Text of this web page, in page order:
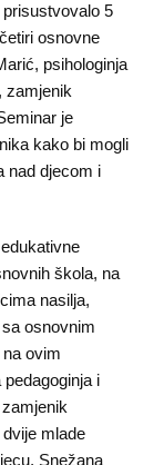
5
osnovne
psihologinja
zamjenik
je
kako bi mogli
nad djecom i
škola, na
nasilja,
osnovnim
ovim
i
mlade
Snežana